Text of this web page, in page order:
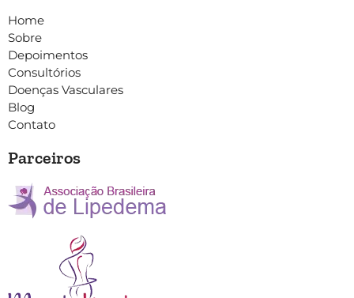
Home
Sobre
Depoimentos
Consultórios
Doenças Vasculares
Blog
Contato
Parceiros